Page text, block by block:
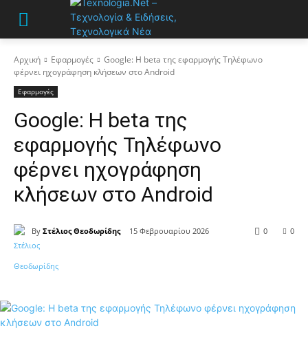
Αρχική Εφαρμογές
Google: Η beta της εφαρμογής Τηλέφωνο
φέρνει ηχογράφηση κλήσεων στο Android
Εφαρμογές
Google: Η beta της
εφαρμογής Τηλέφωνο
φέρνει ηχογράφηση
κλήσεων στο Android
By Στέλιος Θεοδωρίδης 15 Φεβρουαρίου 2026 0
0